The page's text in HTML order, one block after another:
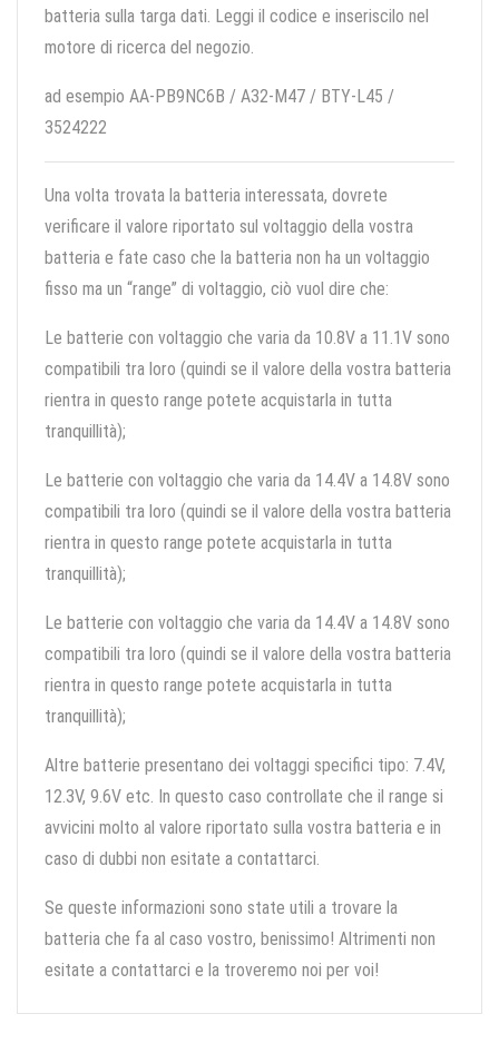
batteria sulla targa dati. Leggi il codice e inseriscilo nel
motore di ricerca del negozio.
ad esempio AA-PB9NC6B / A32-M47 / BTY-L45 /
3524222
Una volta trovata la batteria interessata, dovrete
verificare il valore riportato sul voltaggio della vostra
batteria e fate caso che la batteria non ha un voltaggio
fisso ma un “range” di voltaggio, ciò vuol dire che:
Le batterie con voltaggio che varia da 10.8V a 11.1V sono
compatibili tra loro (quindi se il valore della vostra batteria
rientra in questo range potete acquistarla in tutta
tranquillità);
Le batterie con voltaggio che varia da 14.4V a 14.8V sono
compatibili tra loro (quindi se il valore della vostra batteria
rientra in questo range potete acquistarla in tutta
tranquillità);
Le batterie con voltaggio che varia da 14.4V a 14.8V sono
compatibili tra loro (quindi se il valore della vostra batteria
rientra in questo range potete acquistarla in tutta
tranquillità);
Altre batterie presentano dei voltaggi specifici tipo: 7.4V,
12.3V, 9.6V etc. In questo caso controllate che il range si
avvicini molto al valore riportato sulla vostra batteria e in
caso di dubbi non esitate a contattarci.
Se queste informazioni sono state utili a trovare la
batteria che fa al caso vostro, benissimo! Altrimenti non
esitate a contattarci e la troveremo noi per voi!